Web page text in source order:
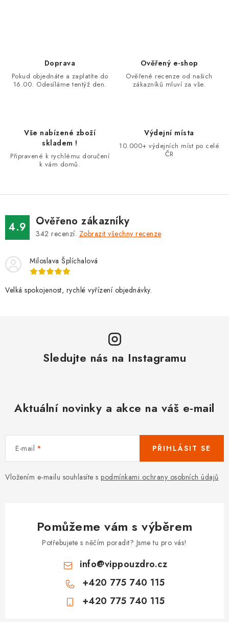
k
ý
s
Doprava
Pokud objednáte a zaplatíte do
16.00. Odesíláme tentýž den.
Ověřený e-shop
Ověřené recenze od našich
zákazníků mluví za vše.
Vše nabízené zboží
skladem !
Připravené k rychlému doručení
k vám domů.
Výdejní místa
10.000+ výdejních míst po celé
ČR
4.9 Ověřeno zákazníky
342 recenzí. Zobrazit všechny recenze
Miloslava Šplíchalová
Velká spokojenost, rychlé vyřízení objednávky.
Sledujte nás na Instagramu
Aktuální novinky a akce na váš e-mail
E-mail
Vložením e-mailu souhlasíte s podmínkami ochrany osobních údajů
PŘIHLÁSIT SE
Pomůžeme vám s výběrem
Potřebujete s něčím poradit? Jsme tu pro vás!
info@vippouzdro.cz
+420 775 740 115
+420 775 740 115